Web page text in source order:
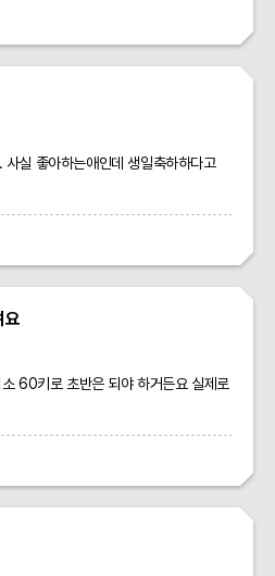
실 좋아하는애인데 생일축하하다고
키로 초반은 되야 하거든요 실제로